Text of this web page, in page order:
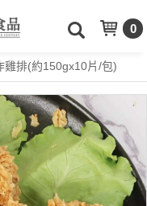
0
雞排(約150gx10片/包)